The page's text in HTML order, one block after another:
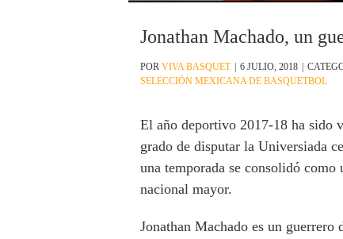
Jonathan Machado, un
POR VIVA BASQUET 6 JULIO, 2018
SELECCIÓN MEXICANA DE BASQUETBOL
El año deportivo 2017-18 ha sido
grado de disputar la Universiada
una temporada se consolidó
nacional mayor.
Jonathan Machado es un